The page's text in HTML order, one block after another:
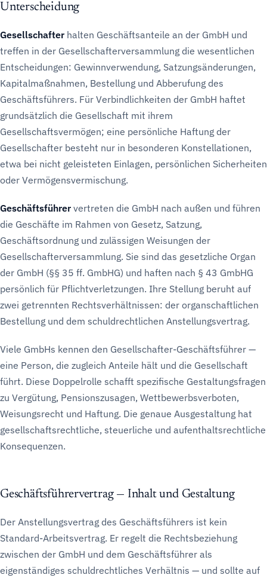
Unterscheidung
Gesellschafter halten Geschäftsanteile an der GmbH und
treffen in der Gesellschafterversammlung die wesentlichen
Entscheidungen: Gewinnverwendung, Satzungsänderungen,
Kapitalmaßnahmen, Bestellung und Abberufung des
Geschäftsführers. Für Verbindlichkeiten der GmbH haftet
grundsätzlich die Gesellschaft mit ihrem
Gesellschaftsvermögen; eine persönliche Haftung der
Gesellschafter besteht nur in besonderen Konstellationen,
etwa bei nicht geleisteten Einlagen, persönlichen Sicherheiten
oder Vermögensvermischung.
Geschäftsführer vertreten die GmbH nach außen und führen
die Geschäfte im Rahmen von Gesetz, Satzung,
Geschäftsordnung und zulässigen Weisungen der
Gesellschafterversammlung. Sie sind das gesetzliche Organ
der GmbH (§§ 35 ff. GmbHG) und haften nach § 43 GmbHG
persönlich für Pflichtverletzungen. Ihre Stellung beruht auf
zwei getrennten Rechtsverhältnissen: der organschaftlichen
Bestellung und dem schuldrechtlichen Anstellungsvertrag.
Viele GmbHs kennen den Gesellschafter-Geschäftsführer —
eine Person, die zugleich Anteile hält und die Gesellschaft
führt. Diese Doppelrolle schafft spezifische Gestaltungsfragen
zu Vergütung, Pensionszusagen, Wettbewerbsverboten,
Weisungsrecht und Haftung. Die genaue Ausgestaltung hat
gesellschaftsrechtliche, steuerliche und aufenthaltsrechtliche
Konsequenzen.
Geschäftsführervertrag — Inhalt und Gestaltung
Der Anstellungsvertrag des Geschäftsführers ist kein
Standard-Arbeitsvertrag. Er regelt die Rechtsbeziehung
zwischen der GmbH und dem Geschäftsführer als
eigenständiges schuldrechtliches Verhältnis — und sollte auf